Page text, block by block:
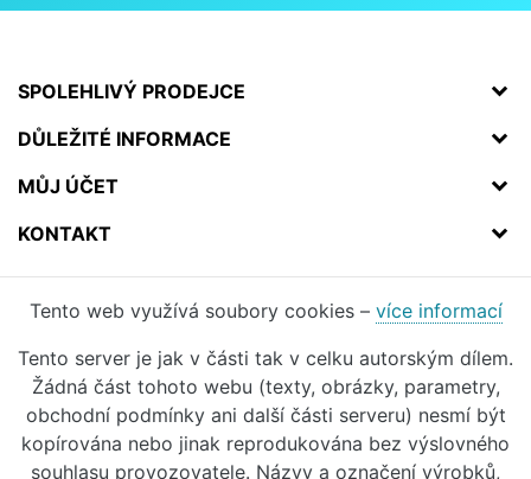
SPOLEHLIVÝ PRODEJCE
DŮLEŽITÉ INFORMACE
MŮJ ÚČET
KONTAKT
Tento web využívá soubory cookies – více informací
Tento server je jak v části tak v celku autorským dílem.
Žádná část tohoto webu (texty, obrázky, parametry,
obchodní podmínky ani další části serveru) nesmí být
kopírována nebo jinak reprodukována bez výslovného
souhlasu provozovatele. Názvy a označení výrobků,